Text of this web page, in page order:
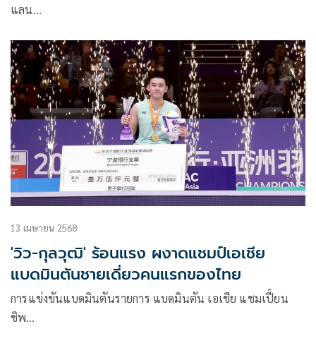
แลน…
13 เมษายน 2568
'วิว-กุลวุฒิ' ร้อนแรง ผงาดแชมป์เอเชีย
แบดมินตันชายเดี่ยวคนแรกของไทย
การแข่งขันแบดมินตันรายการ แบดมินตัน เอเชีย แชมเปี้ยน
ชิพ…